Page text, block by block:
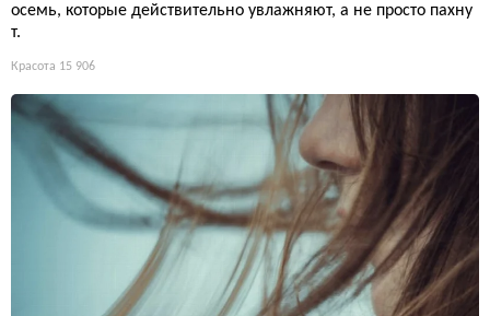
осемь, которые действительно увлажняют, а не просто пахну
т.
Красота 15 906